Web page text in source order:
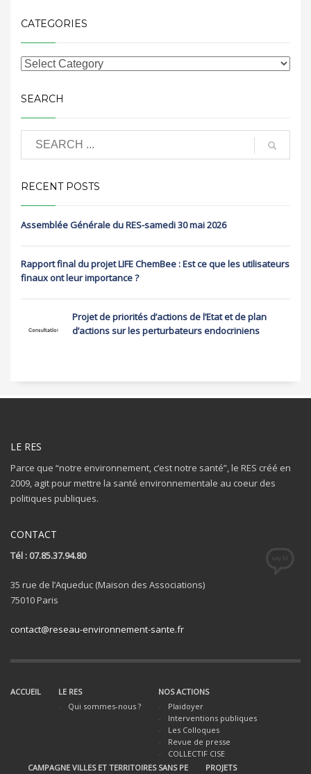
CATEGORIES
SEARCH
RECENT POSTS
Assemblée Générale du RES-samedi 30 mai 2026
Rapport final du projet LIFE ChemBee : Est ce que les utilisateurs
finaux ont leur importance ?
Projet de priorités d’actions de l’Etat et de plan
d’actions sur les perturbateurs endocriniens
LE RES
Parce que “notre environnement, c’est notre santé”, le RES créé en
2009, agit pour mettre la santé environnementale au coeur des
politiques publiques.
CONTACT
Tél : 07.85.37.94.80
35 rue de l’Aqueduc (Maison des Associations)
75010 Paris
contact@reseau-environnement-sante.fr
ACCUEIL
LE RES
Qui sommes-nous ?
NOS ACTIONS
Plaidoyer
Interventions publiques
Les Colloques
Revue de presse
COLLECTIF CISE
CAMPAGNE VILLES ET TERRITOIRES SANS PE
PROJETS